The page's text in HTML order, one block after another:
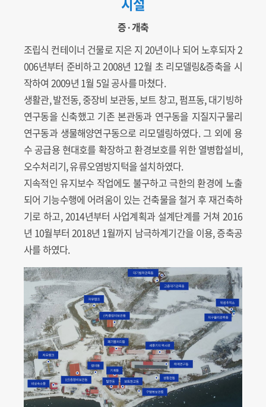
시설
증 ∙ 개축
조립식 컨테이너 건물로 지은 지 20년이나 되어 노후되자 2
006년부터 준비하고 2008년 12월 초 리모델링&증축을 시
작하여 2009년 1월 5일 공사를 마쳤다.
생활관, 발전동, 중장비 보관동, 보트 창고, 펌프동, 대기빙하
연구동을 신축했고 기존 본관동과 연구동을 지질지구물리
연구동과 생물해양연구동으로 리모델링하였다. 그 외에 용
수 공급용 현대호를 확장하고 환경보호를 위한 열병합설비,
오수처리기, 유류오염방지턱을 설치하였다.
지속적인 유지보수 작업에도 불구하고 극한의 환경에 노출
되어 기능수행에 어려움이 있는 건축물을 철거 후 재건축하
기로 하고, 2014년부터 사업계획과 설계단계를 거쳐 2016
년 10월부터 2018년 1월까지 남극하계기간을 이용, 증축공
사를 하였다.